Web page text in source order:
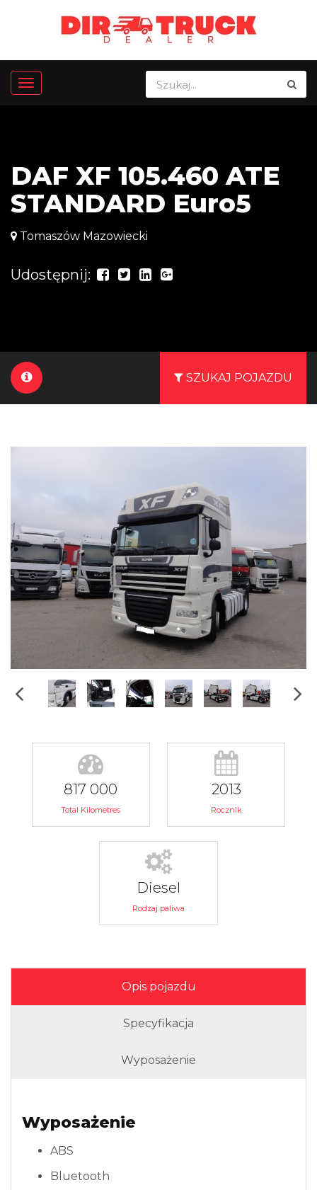
DAF XF 105.460 ATE
STANDARD Euro5
Tomaszów Mazowiecki
Udostępnij:
SZUKAJ POJAZDU
817 000
Total Kilometres
2013
Rocznik
Diesel
Rodzaj paliwa
Opis pojazdu
Specyfikacja
Wyposażenie
Wyposażenie
ABS
Bluetooth